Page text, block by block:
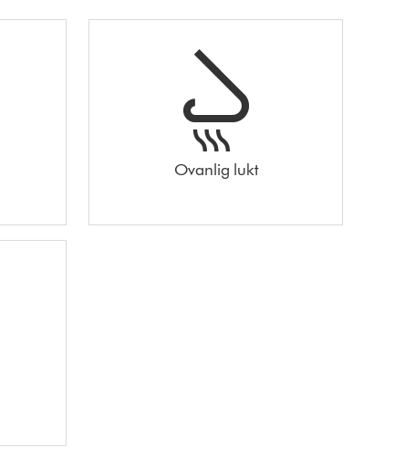
Ovanlig lukt